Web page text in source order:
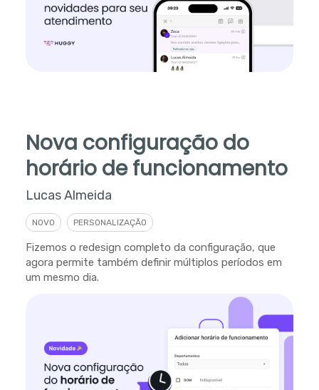
Nova configuração do
horário de funcionamento
Lucas Almeida
NOVO PERSONALIZAÇÃO
Fizemos o redesign completo da configuração, que
agora permite também definir múltiplos períodos em
um mesmo dia.